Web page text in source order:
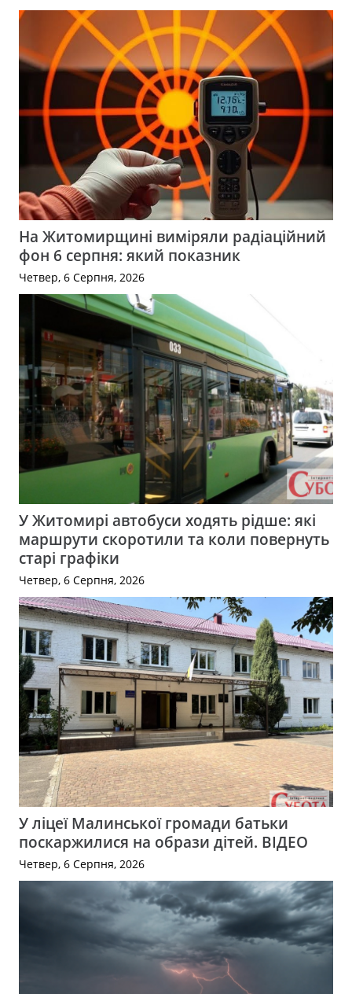
На Житомирщині виміряли радіаційний
фон 6 серпня: який показник
Четвер, 6 Серпня, 2026
У Житомирі автобуси ходять рідше: які
маршрути скоротили та коли повернуть
старі графіки
Четвер, 6 Серпня, 2026
У ліцеї Малинської громади батьки
поскаржилися на образи дітей. ВІДЕО
Четвер, 6 Серпня, 2026